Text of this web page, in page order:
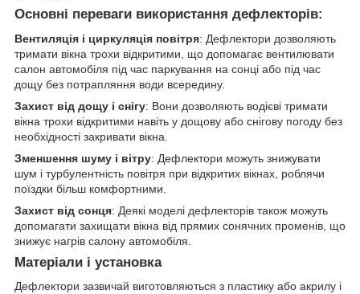
Основні переваги використання дефлекторів:
Вентиляція і циркуляція повітря: Дефлектори дозволяють
тримати вікна трохи відкритими, що допомагає вентилювати
салон автомобіля під час паркування на сонці або під час
дощу без потрапляння води всередину.
Захист від дощу і снігу: Вони дозволяють водієві тримати
вікна трохи відкритими навіть у дощову або снігову погоду без
необхідності закривати вікна.
Зменшення шуму і вітру: Дефлектори можуть знижувати
шум і турбулентність повітря при відкритих вікнах, роблячи
поїздки більш комфортними.
Захист від сонця: Деякі моделі дефлекторів також можуть
допомагати захищати вікна від прямих сонячних променів, що
знижує нагрів салону автомобіля.
Матеріали і установка
Дефлектори зазвичай виготовляються з пластику або акрилу і